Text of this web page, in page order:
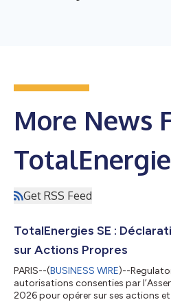
More News
Get RSS Feed
TotalEnergies SE :
sur Actions Propres
PARIS--(BUSINESS WIRE)--
autorisations consenties par
2026 pour opérer sur ses actions